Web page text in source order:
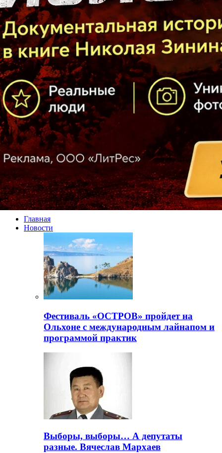
Главная
Новости
Фестиваль «ОСТРОВ» пройдет на
Ольхоне с международным лайнапом и
программой практик
Выборы, выборы… А депутаты
разные. Вячеслав Мархаев